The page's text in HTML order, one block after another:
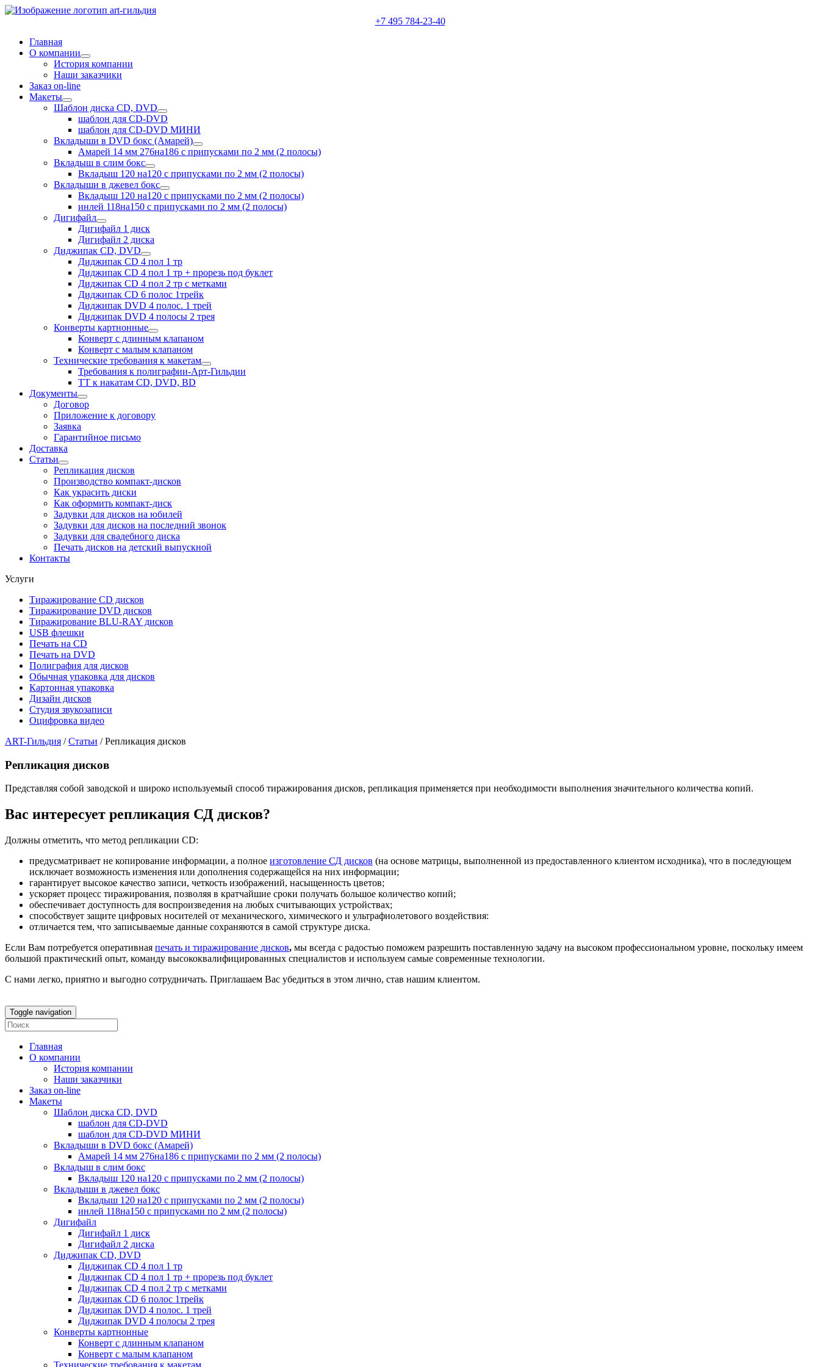
+7 495 784-23-40
Главная
О компании
раскрыть
дочернее
меню
История компании
Наши заказчики
Заказ on-line
Макеты
раскрыть
дочернее
меню
Шаблон диска CD, DVD
раскрыть
дочернее
меню
шаблон для CD-DVD
шаблон для CD-DVD МИНИ
Вкладыши в DVD бокс (Амарей)
раскрыть
дочернее
Амарей 14 мм 276на186 с припусками по 2 мм (2 полосы)
Вкладыш в слим бокс
раскрыть
дочернее
меню
Вкладыш 120 на120 с припусками по 2 мм (2 полосы)
Вкладыши в джевел бокс
раскрыть
дочернее
меню
Вкладыш 120 на120 с припусками по 2 мм (2 полосы)
инлей 118на150 с припусками по 2 мм (2 полосы)
Дигифайл
раскрыть
дочернее
меню
Дигифайл 1 диск
Дигифайл 2 диска
Диджипак CD, DVD
раскрыть
дочернее
меню
Диджипак CD 4 пол 1 тр
Диджипак CD 4 пол 1 тр + прорезь под буклет
Диджипак CD 4 пол 2 тр с метками
Диджипак CD 6 полос 1трейк
Диджипак DVD 4 полос. 1 трей
Диджипак DVD 4 полосы 2 трея
Конверты картнонные
раскрыть
дочернее
меню
Конверт с длинным клапаном
Конверт с малым клапаном
Технические требования к макетам
раскрыть
дочернее
Требования к полиграфии-Арт-Гильдии
ТТ к накатам CD, DVD, BD
Документы
раскрыть
дочернее
меню
Договор
Приложение к договору
Заявка
Гарантийное письмо
Доставка
Статьи
раскрыть
дочернее
меню
Репликация дисков
Производство компакт-дисков
Как украсить диски
Как оформить компакт-диск
Задувки для дисков на юбилей
Задувки для дисков на последний звонок
Задувки для свадебного диска
Печать дисков на детский выпускной
Контакты
Услуги
Тиражирование CD дисков
Тиражирование DVD дисков
Тиражирование BLU-RAY дисков
USB флешки
Печать на CD
Печать на DVD
Полиграфия для дисков
Обычная упаковка для дисков
Картонная упаковка
Дизайн дисков
Студия звукозаписи
Оцифровка видео
ART-Гильдия /Статьи /Репликация дисков
Репликация дисков
Представляя собой заводской и широко используемый способ тиражирования дисков, репликация применяется при необходимости выполнения значительного количества копий.
Вас интересует репликация СД дисков?
Должны отметить, что метод репликации CD:
предусматривает не копирование информации, а полное изготовление СД дисков (на основе матрицы, выполненной из предоставленного клиентом исходника), что в последующем
исключает возможность изменения или дополнения содержащейся на них информации;
гарантирует высокое качество записи, четкость изображений, насыщенность цветов;
ускоряет процесс тиражирования, позволяя в кратчайшие сроки получать большое количество копий;
обеспечивает доступность для воспроизведения на любых считывающих устройствах;
способствует защите цифровых носителей от механического, химического и ультрафиолетового воздействия:
отличается тем, что записываемые данные сохраняются в самой структуре диска.
Если Вам потребуется оперативная печать и тиражирование дисков, мы всегда с радостью поможем разрешить поставленную задачу на высоком профессиональном уровне, поскольку имеем
большой практический опыт, команду высококвалифицированных специалистов и используем самые современные технологии.
С нами легко, приятно и выгодно сотрудничать. Приглашаем Вас убедиться в этом лично, став нашим клиентом.
Toggle navigation
Главная
О компании
История компании
Наши заказчики
Заказ on-line
Макеты
Шаблон диска CD, DVD
шаблон для CD-DVD
шаблон для CD-DVD МИНИ
Вкладыши в DVD бокс (Амарей)
Амарей 14 мм 276на186 с припусками по 2 мм (2 полосы)
Вкладыш в слим бокс
Вкладыш 120 на120 с припусками по 2 мм (2 полосы)
Вкладыши в джевел бокс
Вкладыш 120 на120 с припусками по 2 мм (2 полосы)
инлей 118на150 с припусками по 2 мм (2 полосы)
Дигифайл
Дигифайл 1 диск
Дигифайл 2 диска
Диджипак CD, DVD
Диджипак CD 4 пол 1 тр
Диджипак CD 4 пол 1 тр + прорезь под буклет
Диджипак CD 4 пол 2 тр с метками
Диджипак CD 6 полос 1трейк
Диджипак DVD 4 полос. 1 трей
Диджипак DVD 4 полосы 2 трея
Конверты картнонные
Конверт с длинным клапаном
Конверт с малым клапаном